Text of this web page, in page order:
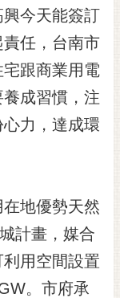
今天能簽訂
任，台南市
跟商業用電
成習慣，注
力，達成環
地優勢天然
計畫，媒合
用空間設置
。市府承